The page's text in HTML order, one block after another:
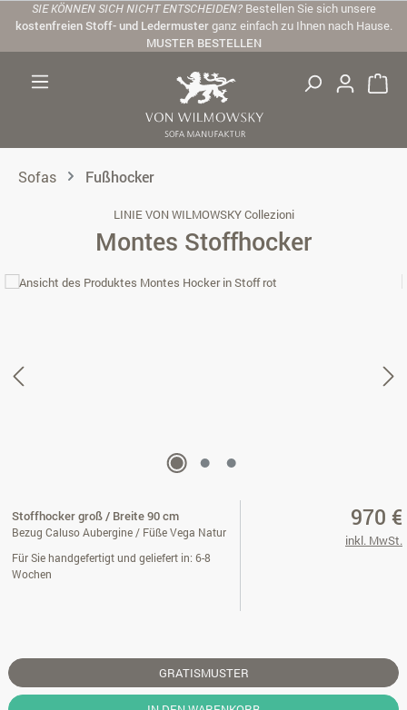
Zum Hauptinhalt springen
SIE KÖNNEN SICH NICHT ENTSCHEIDEN? Bestellen Sie sich unsere
kostenfreien Stoff- und Ledermusterganz einfach zu Ihnen nach Hause.
MUSTER BESTELLEN
Sofas Fußhocker
LINIE VON WILMOWSKY Collezioni
Montes Stoffhocker
Bildergalerie überspringen
Stoffhocker groß / Breite 90 cm
Bezug Caluso Aubergine / Füße Vega Natur
Für Sie handgefertigt und geliefert in: 6-8
Wochen
970 €
inkl. MwSt.
GRATISMUSTER